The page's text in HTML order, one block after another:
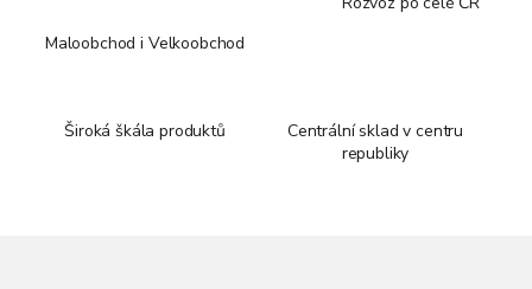
Maloobchod i Velkoobchod
Široká škála produktů
Centrální sklad v centru
republiky